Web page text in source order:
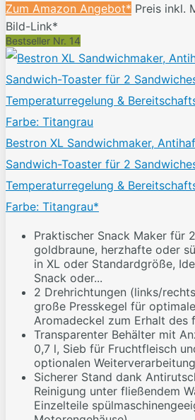
Zum Amazon Angebot* Preis inkl.
Bild-Link*
Bestseller Nr. 14
Bestron XL Sandwichmaker,
Sandwich-Toaster für 2
Temperaturregelung &
Farbe: Titangrau*
Praktischer Snack Maker für
goldbraune, herzhafte oder
in XL oder Standardgröße,
Snack oder...
2 Drehrichtungen (links/
große Presskegel für
Aromadeckel zum Erhalt des
Transparenter Behälter mit
0,7 l, Sieb für Fruchtfleisch
optionalen
Sicherer Stand dank
Reinigung unter fließendem
Einzelteile